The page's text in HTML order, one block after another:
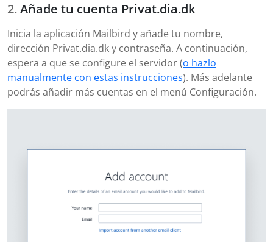
Añade tu cuenta Privat.dia.dk
Inicia la aplicación Mailbird y añade tu nombre,
dirección Privat.dia.dk y contraseña. A continuación,
espera a que se configure el servidor (o hazlo
manualmente con estas instrucciones). Más adelante
podrás añadir más cuentas en el menú Configuración.